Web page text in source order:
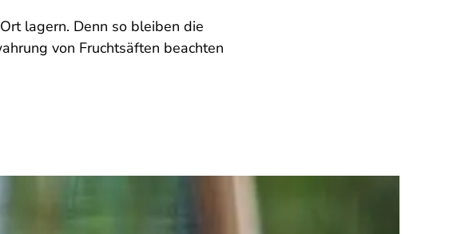
lagern. Denn so bleiben die
von Fruchtsäften beachten